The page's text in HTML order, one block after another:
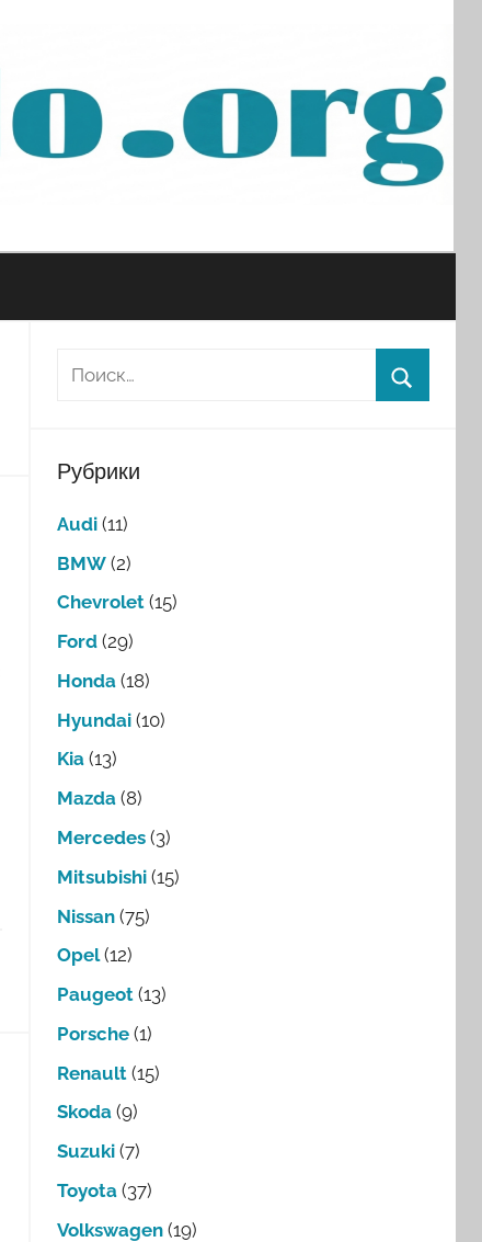
Рубрики
Audi(11)
BMW(2)
Chevrolet(15)
Ford(29)
Honda(18)
Hyundai(10)
Kia(13)
Mazda(8)
Mercedes(3)
Mitsubishi(15)
Nissan(75)
Opel(12)
Paugeot(13)
Porsche(1)
Renault(15)
Skoda(9)
Suzuki(7)
Toyota(37)
Volkswagen(19)